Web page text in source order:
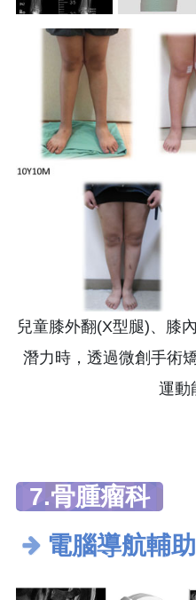
兒童膝外翻(X型腿)、膝
潛力時，透過微創手術
運動
7.骨腫瘤科
電腦導航輔